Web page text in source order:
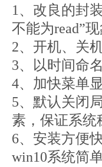
1、改良的封
不能为read”现
2、开机、关
3、以时间命
4、加快菜单
5、默认关闭
素，保证系统
6、安装方便
win10系统简